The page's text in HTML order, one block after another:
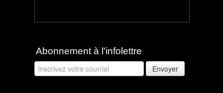
Abonnement à l'infolettre